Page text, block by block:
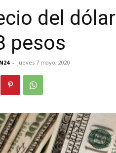
del
pesos
- jueves 7 mayo, 2020